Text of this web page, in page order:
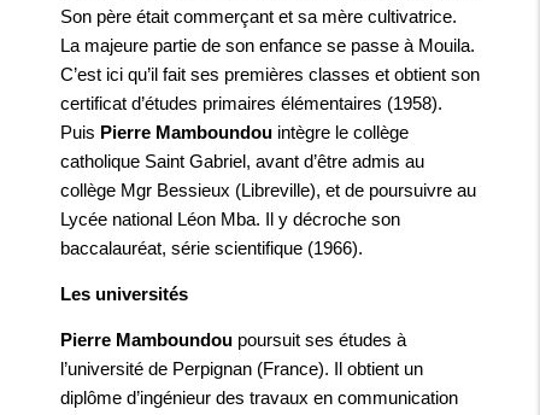
Son père était commerçant et sa mère cultivatrice.
La majeure partie de son enfance se passe à Mouila.
C’est ici qu’il fait ses premières classes et obtient son
certificat d’études primaires élémentaires (1958).
Puis Pierre Mamboundou intègre le collège
catholique Saint Gabriel, avant d’être admis au
collège Mgr Bessieux (Libreville), et de poursuivre au
Lycée national Léon Mba. Il y décroche son
baccalauréat, série scientifique (1966).
Les universités
Pierre Mamboundou poursuit ses études à
l’université de Perpignan (France). Il obtient un
diplôme d’ingénieur des travaux en communication